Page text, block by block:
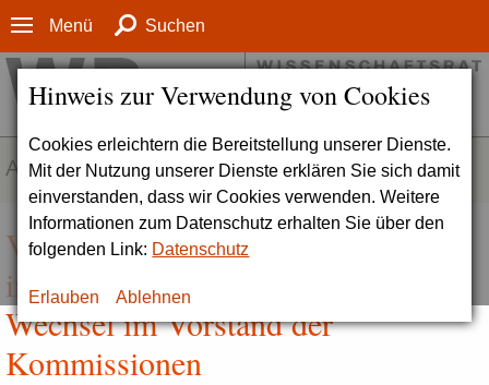
Hinweis zur Verwendung von Cookies
Cookies erleichtern die Bereitstellung unserer Dienste.
Mit der Nutzung unserer Dienste erklären Sie sich damit
einverstanden, dass wir Cookies verwenden. Weitere
Informationen zum Datenschutz erhalten Sie über den
folgenden Link: Datenschutz
Erlauben Ablehnen
Menü Suchen
AKTUELLES
Vorsitzende des Wissenschaftsrats
im Amt bestätigt | Personelle
Wechsel im Vorstand der
Kommissionen